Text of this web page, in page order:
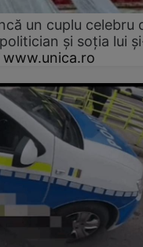
un cuplu celebru
și soția lui
www.unica.ro